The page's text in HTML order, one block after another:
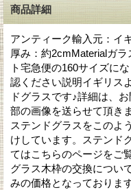
商品詳細
アンティーク輸入元：
厚み：約2cmMaterialガ
ト宅急便の160サイズに
認ください説明イギリス
ドグラスです♪詳細は、
部の画像を送らせて頂き
ステンドグラスをこのよ
けしています。ステンド
てはこちらのページをご
グラス木枠の交換につい
みの価格となっておりま